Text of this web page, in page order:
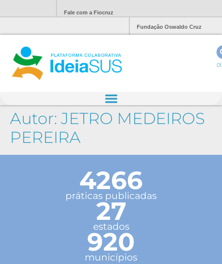
Fale com a Fiocruz
Fundação Oswaldo Cruz
Autor: JETRO MEDEIROS
PEREIRA
4266
práticas publicadas
27
estados
920
municípios